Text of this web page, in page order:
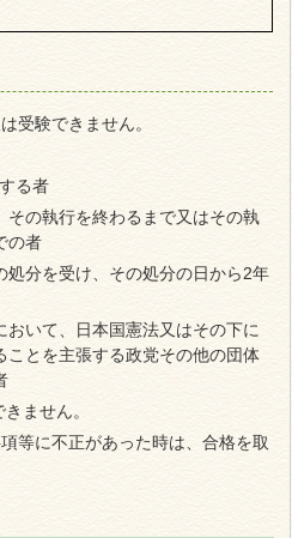
受験できません。
る者
の執行を終わるまで又はその執
の者
分を受け、その処分の日から2年
いて、日本国憲法又はその下に
ことを主張する政党その他の団体
ません。
等に不正があった時は、合格を取